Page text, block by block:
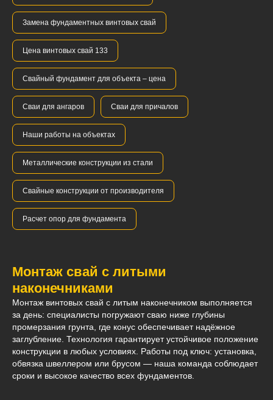
Замена фундаментных винтовых свай
Цена винтовых свай 133
Свайный фундамент для объекта – цена
Сваи для ангаров Сваи для причалов
Наши работы на объектах
Металлические конструкции из стали
Свайные конструкции от производителя
Расчет опор для фундамента
Монтаж свай с литыми
наконечниками
Монтаж винтовых свай с литым наконечником выполняется
за день: специалисты погружают сваю ниже глубины
промерзания грунта, где конус обеспечивает надёжное
заглубление. Технология гарантирует устойчивое положение
конструкции в любых условиях. Работы под ключ: установка,
обвязка швеллером или брусом — наша команда соблюдает
сроки и высокое качество всех фундаментов.